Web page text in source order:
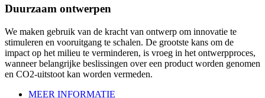
Duurzaam ontwerpen
We maken gebruik van de kracht van ontwerp om innovatie te
stimuleren en vooruitgang te schalen. De grootste kans om de
impact op het milieu te verminderen, is vroeg in het ontwerpproces,
wanneer belangrijke beslissingen over een product worden genomen
en CO2-uitstoot kan worden vermeden.
MEER INFORMATIE